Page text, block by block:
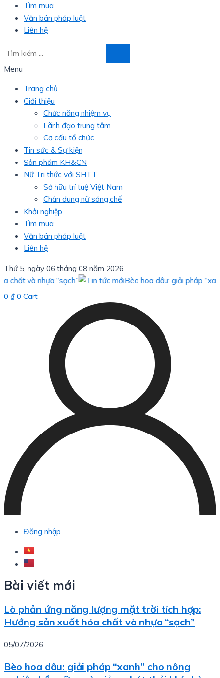
Tìm mua
Văn bản pháp luật
Liên hệ
Menu
Trang chủ
Giới thiệu
Chức năng nhiệm vụ
Lãnh đạo trung tâm
Cơ cấu tổ chức
Tin sức & Sự kiện
Sản phẩm KH&CN
Nữ Tri thức với SHTT
Sở hữu trí tuệ Việt Nam
Chân dung nữ sáng chế
Khởi nghiệp
Tìm mua
Văn bản pháp luật
Liên hệ
Thứ 5, ngày 06 tháng 08 năm 2026
nhựa “sạch”
Bèo hoa dâu: giải pháp “xanh”
0 ₫ 0 Cart
Đăng nhập
Bài viết mới
Lò phản ứng năng lượng mặt trời tích hợp:
Hướng sản xuất hóa chất và nhựa “sạch”
05/07/2026
Bèo hoa dâu: giải pháp “xanh” cho nông